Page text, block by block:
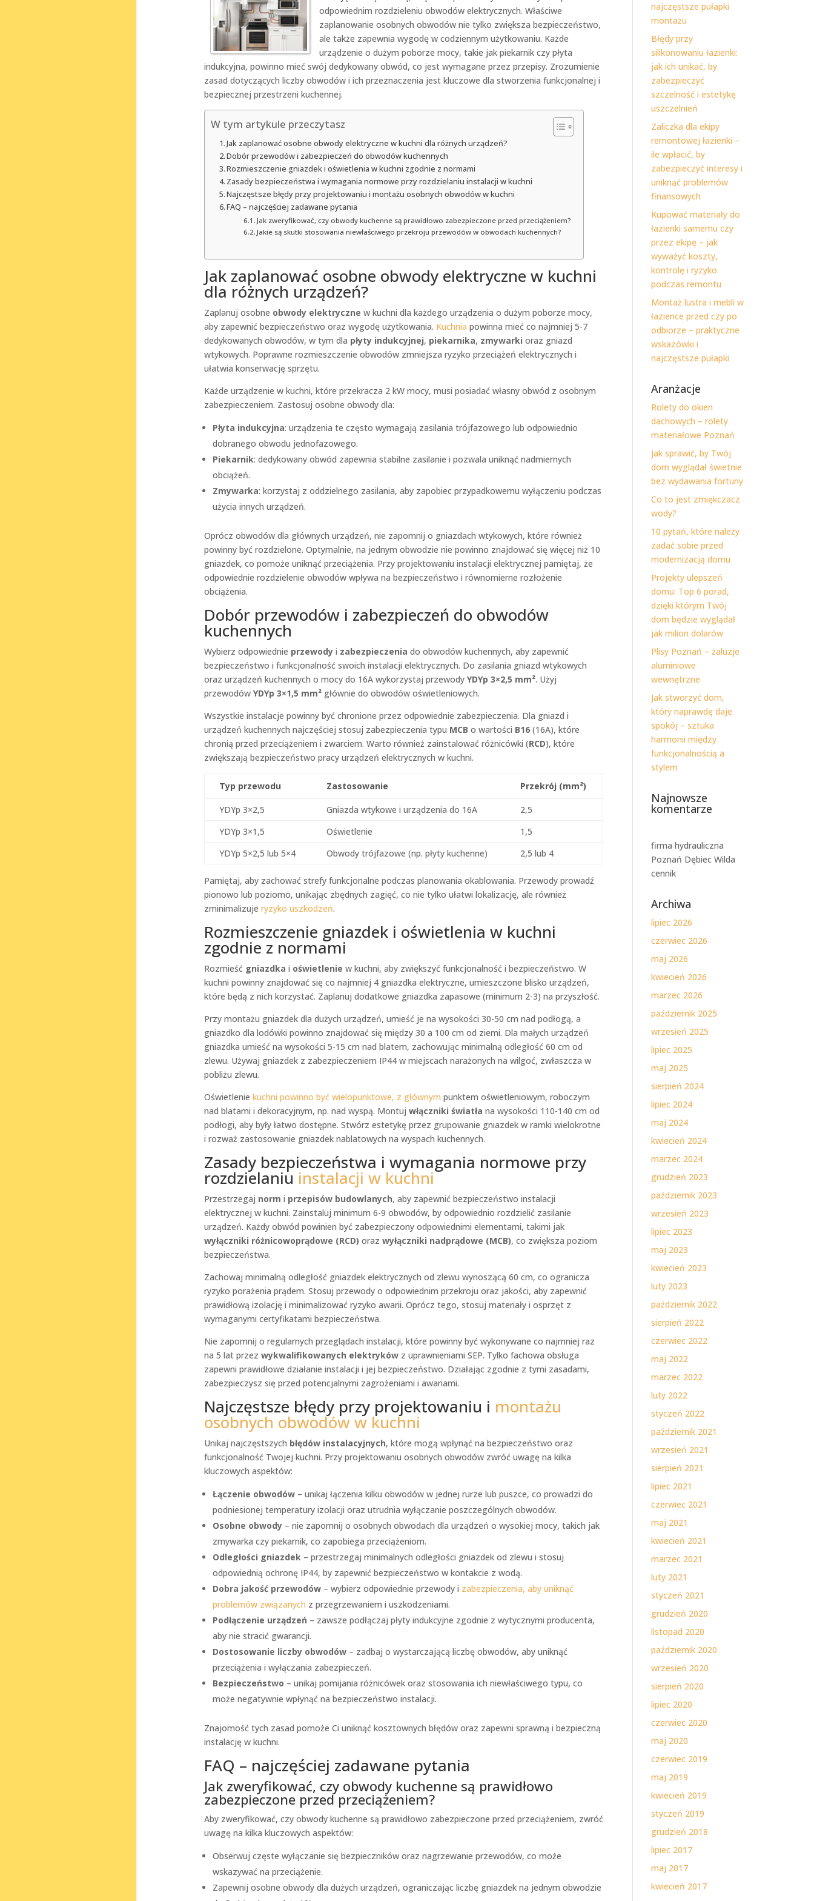
odpowiednim rozdzieleniu obwodów elektrycznych. Właściwe
zaplanowanie osobnych obwodów nie tylko zwiększa bezpieczeństwo,
ale także zapewnia wygodę w codziennym użytkowaniu. Każde
urządzenie o dużym poborze mocy, takie jak piekarnik czy płyta
indukcyjna, powinno mieć swój dedykowany obwód, co jest wymagane przez przepisy. Zrozumienie
zasad dotyczących liczby obwodów i ich przeznaczenia jest kluczowe dla stworzenia funkcjonalnej i
bezpiecznej przestrzeni kuchennej.
W tym artykule przeczytasz
Jak zaplanować osobne obwody elektryczne w kuchni dla różnych urządzeń?
Dobór przewodów i zabezpieczeń do obwodów kuchennych
Rozmieszczenie gniazdek i oświetlenia w kuchni zgodnie z normami
Zasady bezpieczeństwa i wymagania normowe przy rozdzielaniu instalacji w kuchni
Najczęstsze błędy przy projektowaniu i montażu osobnych obwodów w kuchni
FAQ – najczęściej zadawane pytania
Jak zweryfikować, czy obwody kuchenne są prawidłowo zabezpieczone przed przeciążeniem?
Jakie są skutki stosowania niewłaściwego przekroju przewodów w obwodach kuchennych?
Jak zaplanować osobne obwody elektryczne w kuchni
dla różnych urządzeń?
Zaplanuj osobne obwody elektryczne w kuchni dla każdego urządzenia o dużym poborze mocy,
aby zapewnić bezpieczeństwo oraz wygodę użytkowania. Kuchnia powinna mieć co najmniej 5-7
dedykowanych obwodów, w tym dla płyty indukcyjnej, piekarnika, zmywarki oraz gniazd
wtykowych. Poprawne rozmieszczenie obwodów zmniejsza ryzyko przeciążeń elektrycznych i
ułatwia konserwację sprzętu.
Każde urządzenie w kuchni, które przekracza 2 kW mocy, musi posiadać własny obwód z osobnym
zabezpieczeniem. Zastosuj osobne obwody dla:
Płyta indukcyjna: urządzenia te często wymagają zasilania trójfazowego lub odpowiednio
dobranego obwodu jednofazowego.
Piekarnik: dedykowany obwód zapewnia stabilne zasilanie i pozwala uniknąć nadmiernych
obciążeń.
Zmywarka: korzystaj z oddzielnego zasilania, aby zapobiec przypadkowemu wyłączeniu podczas
użycia innych urządzeń.
Oprócz obwodów dla głównych urządzeń, nie zapomnij o gniazdach wtykowych, które również
powinny być rozdzielone. Optymalnie, na jednym obwodzie nie powinno znajdować się więcej niż 10
gniazdek, co pomoże uniknąć przeciążenia. Przy projektowaniu instalacji elektrycznej pamiętaj, że
odpowiednie rozdzielenie obwodów wpływa na bezpieczeństwo i równomierne rozłożenie
obciążenia.
Dobór przewodów i zabezpieczeń do obwodów
kuchennych
Wybierz odpowiednie przewodyi zabezpieczenia do obwodów kuchennych, aby zapewnić
bezpieczeństwo i funkcjonalność swoich instalacji elektrycznych. Do zasilania gniazd wtykowych
oraz urządzeń kuchennych o mocy do 16A wykorzystaj przewody YDYp 3×2,5 mm². Użyj
przewodów YDYp 3×1,5 mm²głównie do obwodów oświetleniowych.
Wszystkie instalacje powinny być chronione przez odpowiednie zabezpieczenia. Dla gniazd i
urządzeń kuchennych najczęściej stosuj zabezpieczenia typu MCB o wartości B16(16A), które
chronią przed przeciążeniem i zwarciem. Warto również zainstalować różnicówki (RCD), które
zwiększają bezpieczeństwo pracy urządzeń elektrycznych w kuchni.
Typ przewodu Zastosowanie Przekrój (mm²)
YDYp 3×2,5 Gniazda wtykowe i urządzenia do 16A
2,5
YDYp 3×1,5
Oświetlenie
1,5
YDYp 5×2,5 lub 5×4
Obwody trójfazowe (np. płyty kuchenne) 2,5 lub 4
Pamiętaj, aby zachować strefy funkcjonalne podczas planowania okablowania. Przewody prowadź
pionowo lub poziomo, unikając zbędnych zagięć, co nie tylko ułatwi lokalizację, ale również
zminimalizuje ryzyko uszkodzeń.
Rozmieszczenie gniazdek i oświetlenia w kuchni
zgodnie z normami
Rozmieść gniazdka i oświetlenie w kuchni, aby zwiększyć funkcjonalność i bezpieczeństwo. W
kuchni powinny znajdować się co najmniej 4 gniazdka elektryczne, umieszczone blisko urządzeń,
które będą z nich korzystać. Zaplanuj dodatkowe gniazdka zapasowe (minimum 2-3) na przyszłość.
Przy montażu gniazdek dla dużych urządzeń, umieść je na wysokości 30-50 cm nad podłogą, a
gniazdko dla lodówki powinno znajdować się między 30 a 100 cm od ziemi. Dla małych urządzeń
gniazdka umieść na wysokości 5-15 cm nad blatem, zachowując minimalną odległość 60 cm od
zlewu. Używaj gniazdek z zabezpieczeniem IP44 w miejscach narażonych na wilgoć, zwłaszcza w
pobliżu zlewu.
Oświetlenie kuchni powinno być wielopunktowe, z głównym punktem oświetleniowym, roboczym
nad blatami i dekoracyjnym, np. nad wyspą. Montuj włączniki światła na wysokości 110-140 cm od
podłogi, aby były łatwo dostępne. Stwórz estetykę przez grupowanie gniazdek w ramki wielokrotne
i rozważ zastosowanie gniazdek nablatowych na wyspach kuchennych.
Zasady bezpieczeństwa i wymagania normowe przy
rozdzielaniu instalacji w kuchni
Przestrzegaj norm i przepisów budowlanych, aby zapewnić bezpieczeństwo instalacji
elektrycznej w kuchni. Zainstaluj minimum 6-9 obwodów, by odpowiednio rozdzielić zasilanie
urządzeń. Każdy obwód powinien być zabezpieczony odpowiednimi elementami, takimi jak
wyłączniki różnicowoprądowe (RCD) oraz wyłączniki nadprądowe (MCB), co zwiększa poziom
bezpieczeństwa.
Zachowaj minimalną odległość gniazdek elektrycznych od zlewu wynoszącą 60 cm, co ogranicza
ryzyko porażenia prądem. Stosuj przewody o odpowiednim przekroju oraz jakości, aby zapewnić
prawidłową izolację i minimalizować ryzyko awarii. Oprócz tego, stosuj materiały i osprzęt z
wymaganymi certyfikatami bezpieczeństwa.
Nie zapomnij o regularnych przeglądach instalacji, które powinny być wykonywane co najmniej raz
na 5 lat przez wykwalifikowanych elektrykówz uprawnieniami SEP. Tylko fachowa obsługa
zapewni prawidłowe działanie instalacji i jej bezpieczeństwo. Działając zgodnie z tymi zasadami,
zabezpieczysz się przed potencjalnymi zagrożeniami i awariami.
Najczęstsze błędy przy projektowaniu i montażu
osobnych obwodów w kuchni
Unikaj najczęstszych błędów instalacyjnych, które mogą wpłynąć na bezpieczeństwo oraz
funkcjonalność Twojej kuchni. Przy projektowaniu osobnych obwodów zwróć uwagę na kilka
kluczowych aspektów:
Łączenie obwodów– unikaj łączenia kilku obwodów w jednej rurze lub puszce, co prowadzi do
podniesionej temperatury izolacji oraz utrudnia wyłączanie poszczególnych obwodów.
Osobne obwody– nie zapomnij o osobnych obwodach dla urządzeń o wysokiej mocy, takich jak
zmywarka czy piekarnik, co zapobiega przeciążeniom.
Odległości gniazdek– przestrzegaj minimalnych odległości gniazdek od zlewu i stosuj
odpowiednią ochronę IP44, by zapewnić bezpieczeństwo w kontakcie z wodą.
Dobra jakość przewodów– wybierz odpowiednie przewody i zabezpieczenia, aby uniknąć
problemów związanych z przegrzewaniem i uszkodzeniami.
Podłączenie urządzeń– zawsze podłączaj płyty indukcyjne zgodnie z wytycznymi producenta,
aby nie stracić gwarancji.
Dostosowanie liczby obwodów– zadbaj o wystarczającą liczbę obwodów, aby uniknąć
przeciążenia i wyłączania zabezpieczeń.
Bezpieczeństwo – unikaj pomijania różnicówek oraz stosowania ich niewłaściwego typu, co
może negatywnie wpłynąć na bezpieczeństwo instalacji.
Znajomość tych zasad pomoże Ci uniknąć kosztownych błędów oraz zapewni sprawną i bezpieczną
instalację w kuchni.
FAQ – najczęściej zadawane pytania
Jak zweryfikować, czy obwody kuchenne są prawidłowo
zabezpieczone przed przeciążeniem?
Aby zweryfikować, czy obwody kuchenne są prawidłowo zabezpieczone przed przeciążeniem, zwróć
uwagę na kilka kluczowych aspektów:
Obserwuj częste wyłączanie się bezpieczników oraz nagrzewanie przewodów, co może
wskazywać na przeciążenie.
Zapewnij osobne obwody dla dużych urządzeń, ograniczając liczbę gniazdek na jednym obwodzie
najczęstsze pułapki
montażu
Błędy przy
silikonowaniu łazienki:
jak ich unikać, by
zabezpieczyć
szczelność i estetykę
uszczelnień
Zaliczka dla ekipy
remontowej łazienki –
ile wpłacić, by
zabezpieczyć interesy i
uniknąć problemów
finansowych
Kupować materiały do
łazienki samemu czy
przez ekipę – jak
wyważyć koszty,
kontrolę i ryzyko
podczas remontu
Montaż lustra i mebli w
łazience przed czy po
odbiorze – praktyczne
wskazówki i
najczęstsze pułapki
Aranżacje
Rolety do okien
dachowych – rolety
materiałowe Poznań
Jak sprawić, by Twój
dom wyglądał świetnie
bez wydawania fortuny
Co to jest zmiękczacz
wody?
10 pytań, które należy
zadać sobie przed
modernizacją domu
Projekty ulepszeń
domu: Top 6 porad,
dzięki którym Twój
dom będzie wyglądał
jak milion dolarów
Plisy Poznań – żaluzje
aluminiowe
wewnętrzne
Jak stworzyć dom,
który naprawdę daje
spokój – sztuka
harmonii między
funkcjonalnością a
stylem
Najnowsze
komentarze
firma hydrauliczna
Poznań Dębiec Wilda
cennik
Archiwa
lipiec 2026
czerwiec 2026
maj 2026
kwiecień 2026
marzec 2026
październik 2025
wrzesień 2025
lipiec 2025
maj 2025
sierpień 2024
lipiec 2024
maj 2024
kwiecień 2024
marzec 2024
grudzień 2023
październik 2023
wrzesień 2023
lipiec 2023
maj 2023
kwiecień 2023
luty 2023
październik 2022
sierpień 2022
czerwiec 2022
maj 2022
marzec 2022
luty 2022
styczeń 2022
październik 2021
wrzesień 2021
sierpień 2021
lipiec 2021
czerwiec 2021
maj 2021
kwiecień 2021
marzec 2021
luty 2021
styczeń 2021
grudzień 2020
listopad 2020
październik 2020
wrzesień 2020
sierpień 2020
lipiec 2020
czerwiec 2020
maj 2020
czerwiec 2019
maj 2019
kwiecień 2019
styczeń 2019
grudzień 2018
lipiec 2017
maj 2017
kwiecień 2017